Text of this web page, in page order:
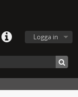
Logga in